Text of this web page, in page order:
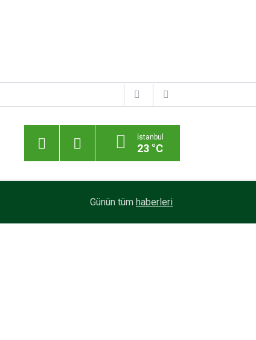
İstanbul
23 °C
Günün tüm haberleri